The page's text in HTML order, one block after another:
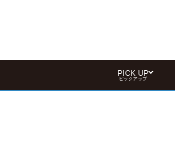
PICK UP
ピックアップ